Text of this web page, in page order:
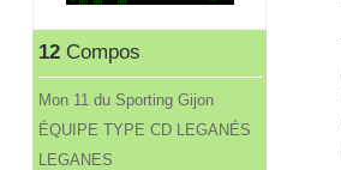
12Compos
Mon 11 du Sporting Gijon
ÉQUIPE TYPE CD LEGANÉS
LEGANES